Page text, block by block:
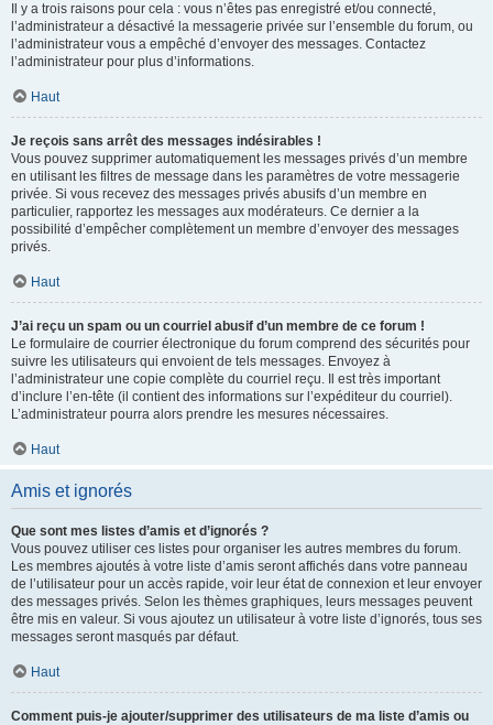
Il y a trois raisons pour cela : vous n’êtes pas enregistré et/ou connecté,
l’administrateur a désactivé la messagerie privée sur l’ensemble du forum, ou
l’administrateur vous a empêché d’envoyer des messages. Contactez
l’administrateur pour plus d’informations.
Haut
Je reçois sans arrêt des messages indésirables !
Vous pouvez supprimer automatiquement les messages privés d’un membre
en utilisant les filtres de message dans les paramètres de votre messagerie
privée. Si vous recevez des messages privés abusifs d’un membre en
particulier, rapportez les messages aux modérateurs. Ce dernier a la
possibilité d’empêcher complètement un membre d’envoyer des messages
privés.
Haut
J’ai reçu un spam ou un courriel abusif d’un membre de ce forum !
Le formulaire de courrier électronique du forum comprend des sécurités pour
suivre les utilisateurs qui envoient de tels messages. Envoyez à
l’administrateur une copie complète du courriel reçu. Il est très important
d’inclure l’en-tête (il contient des informations sur l’expéditeur du courriel).
L’administrateur pourra alors prendre les mesures nécessaires.
Haut
Amis et ignorés
Que sont mes listes d’amis et d’ignorés ?
Vous pouvez utiliser ces listes pour organiser les autres membres du forum.
Les membres ajoutés à votre liste d’amis seront affichés dans votre panneau
de l’utilisateur pour un accès rapide, voir leur état de connexion et leur envoyer
des messages privés. Selon les thèmes graphiques, leurs messages peuvent
être mis en valeur. Si vous ajoutez un utilisateur à votre liste d’ignorés, tous ses
messages seront masqués par défaut.
Haut
Comment puis-je ajouter/supprimer des utilisateurs de ma liste d’amis ou